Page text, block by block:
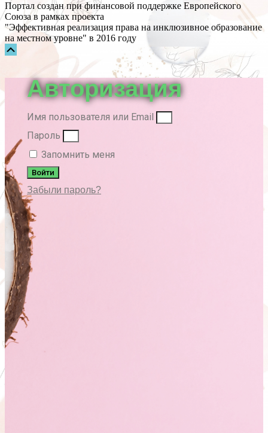
Портал создан при финансовой поддержке Европейского
Союза в рамках проекта
"Эффективная реализация права на инклюзивное образование
на местном уровне" в 2016 году
Авторизация
Имя пользователя или Email
Пароль
Запомнить меня
Войти
Забыли пароль?